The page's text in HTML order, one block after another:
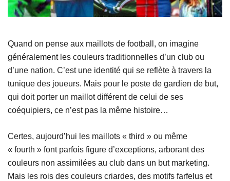
Quand on pense aux maillots de football, on imagine
généralement les couleurs traditionnelles d’un club ou
d’une nation. C’est une identité qui se reflète à travers la
tunique des joueurs. Mais pour le poste de gardien de but,
qui doit porter un maillot différent de celui de ses
coéquipiers, ce n’est pas la même histoire…
Certes, aujourd’hui les maillots « third » ou même
« fourth » font parfois figure d’exceptions, arborant des
couleurs non assimilées au club dans un but marketing.
Mais les rois des couleurs criardes, des motifs farfelus et